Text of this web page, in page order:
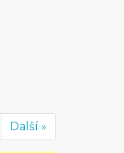
Další »